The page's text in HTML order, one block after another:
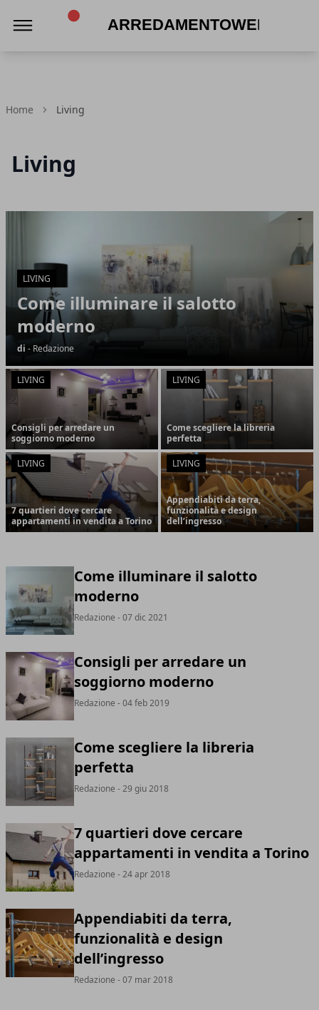
Home Living
Living
LIVING
Come illuminare il salotto
moderno
di - Redazione
LIVING
Consigli per arredare un
soggiorno moderno
LIVING
Come scegliere la libreria
perfetta
LIVING
7 quartieri dove cercare
appartamenti in vendita a Torino
LIVING
Appendiabiti da terra,
funzionalità e design
dell’ingresso
Come illuminare il salotto
moderno
Redazione - 07 dic 2021
Consigli per arredare un
soggiorno moderno
Redazione - 04 feb 2019
Come scegliere la libreria
perfetta
Redazione - 29 giu 2018
7 quartieri dove cercare
appartamenti in vendita a Torino
Redazione - 24 apr 2018
Appendiabiti da terra,
funzionalità e design
dell’ingresso
Redazione - 07 mar 2018